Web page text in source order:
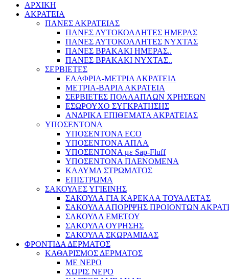
ΑΡΧΙΚΗ
ΑΚΡΑΤΕΙΑ
ΠΑΝΕΣ ΑΚΡΑΤΕΙΑΣ
ΠΑΝΕΣ ΑΥΤΟΚΟΛΛΗΤΕΣ ΗΜΕΡΑΣ
ΠΑΝΕΣ ΑΥΤΟΚΟΛΛΗΤΕΣ ΝΥΧΤΑΣ
ΠΑΝΕΣ ΒΡΑΚΑΚΙ ΗΜΕΡΑΣ..
ΠΑΝΕΣ ΒΡΑΚΑΚΙ ΝΥΧΤΑΣ..
ΣΕΡΒΙΕΤΕΣ
ΕΛΑΦΡΙΑ-ΜΕΤΡΙΑ ΑΚΡΑΤΕΙΑ
ΜΕΤΡΙΑ-ΒΑΡΙΑ ΑΚΡΑΤΕΙΑ
ΣΕΡΒΙΕΤΕΣ ΠΟΛΛΑΠΛΩΝ ΧΡΗΣΕΩΝ
ΕΣΩΡΟΥΧΟ ΣΥΓΚΡΑΤΗΣΗΣ
ΑΝΔΡΙΚΑ ΕΠΙΘΕΜΑΤΑ ΑΚΡΑΤΕΙΑΣ
ΥΠΟΣΕΝΤΟΝΑ
ΥΠΟΣΕΝΤΟΝΑ ECO
ΥΠΟΣΕΝΤΟΝΑ ΑΠΛΑ
ΥΠΟΣΕΝΤΟΝΑ με Sap-Fluff
ΥΠΟΣΕΝΤΟΝΑ ΠΛΕΝΟΜΕΝΑ
ΚΑΛΥΜΑ ΣΤΡΩΜΑΤΟΣ
ΕΠΙΣΤΡΩΜΑ
ΣΑΚΟΥΛΕΣ ΥΓΙΕΙΝΗΣ
ΣΑΚΟΥΛΑ ΓΙΑ ΚΑΡΕΚΛΑ ΤΟΥΑΛΕΤΑΣ
ΣΑΚΟΥΛΑ ΑΠΟΡΙΨΗΣ ΠΡΟΙΟΝΤΩΝ
ΣΑΚΟΥΛΑ ΕΜΕΤΟΥ
ΣΑΚΟΥΛΑ ΟΥΡΗΣΗΣ
ΣΑΚΟΥΛΑ ΣΚΩΡΑΜΙΔΑΣ
ΦΡΟΝΤΙΔΑ ΔΕΡΜΑΤΟΣ
ΚΑΘΑΡΙΣΜΟΣ ΔΕΡΜΑΤΟΣ
ΜΕ ΝΕΡΟ
ΧΩΡΙΣ ΝΕΡΟ